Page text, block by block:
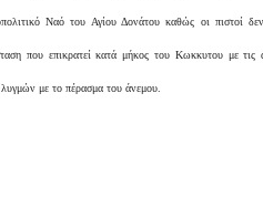
Ναό του Αγίου Δονάτου καθώς οι πιστοί
που επικρατεί κατά μήκος του Κωκκυτου με τις
με το πέρασμα του άνεμου.